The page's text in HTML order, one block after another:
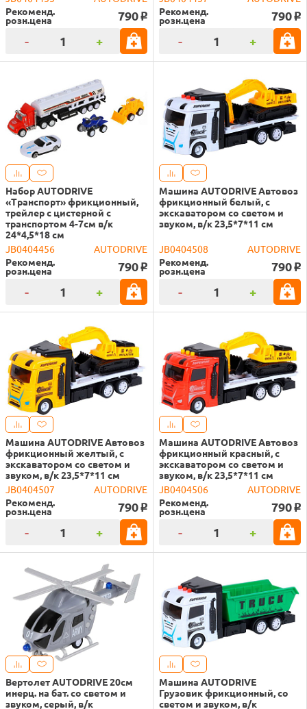
Рекоменд.
розн.цена 790 o
- +
Рекоменд.
розн.цена 790 o
- +
Набор AUTODRIVE
«Транспорт» фрикционный,
трейлер с цистерной с
транспортом 4-7см в/к
24*4,5*18 см
JB0404456
AUTODRIVE
Рекоменд.
розн.цена 790 o
- +
Машина AUTODRIVE Автовоз
фрикционный белый, с
экскаватором со светом и
звуком, в/к 23,5*7*11 см
JB0404508
AUTODRIVE
Рекоменд.
розн.цена 790 o
- +
Машина AUTODRIVE Автовоз
фрикционный желтый, с
экскаватором со светом и
звуком, в/к 23,5*7*11 см
JB0404507
AUTODRIVE
Рекоменд.
розн.цена 790 o
- +
Машина AUTODRIVE Автовоз
фрикционный красный, с
экскаватором со светом и
звуком, в/к 23,5*7*11 см
JB0404506
AUTODRIVE
Рекоменд.
розн.цена 790 o
- +
Вертолет AUTODRIVE 20см
инерц. на бат. со светом и
звуком, серый, в/к
Машина AUTODRIVE
Грузовик фрикционный, со
светом и звуком, в/к